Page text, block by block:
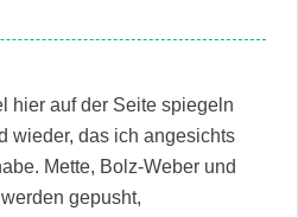
hier auf der Seite spiegeln
wieder, das ich angesichts
Mette, Bolz-Weber und
gepusht,